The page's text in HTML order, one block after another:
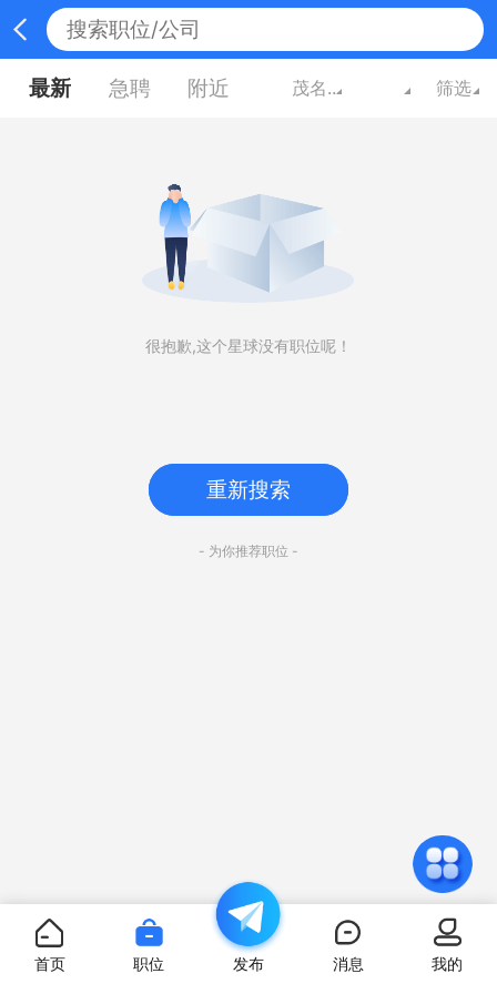
最新 急聘 附近 茂名广东 筛选
很抱歉,这个星球没有职位呢！
重新搜索
- 为你推荐职位 -
首页 职位 发布 消息 我的